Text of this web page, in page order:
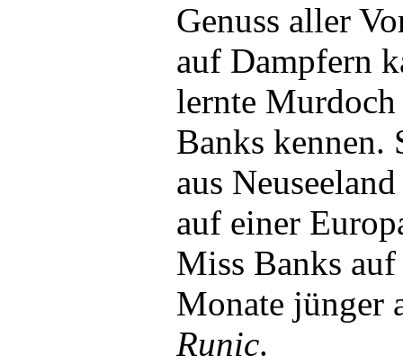
Genuss aller
auf Dampfern
lernte Murdoch
Banks kennen.
aus
auf einer
Miss Banks auf
Monate jünger
Runic.